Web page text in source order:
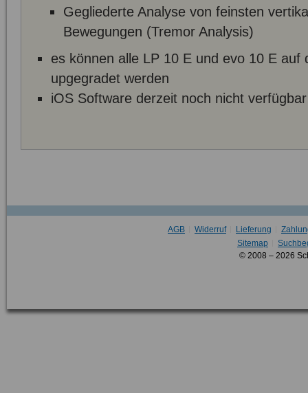
Gegliederte Analyse von feinsten
Bewegungen (Tremor Analysis)
es können alle LP 10 E und evo 10 E auf
upgegradet werden
iOS Software derzeit noch nicht verfügbar
AGB Widerruf Lieferung
Sitemap
© 2008 – 2026